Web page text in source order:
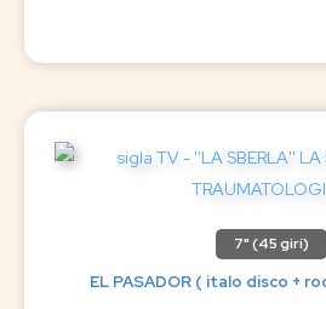
7" (45 giri)
EL PASADOR ( italo disco +